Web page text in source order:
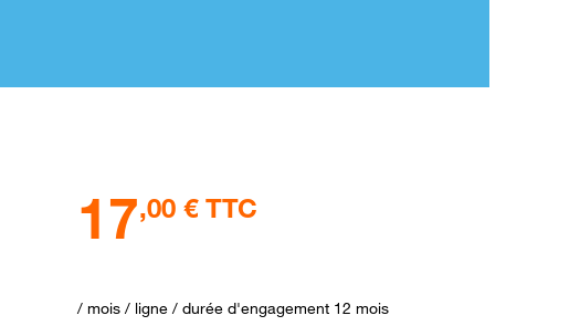
17,00 € TTC
/ mois / ligne / durée d'engagement 12 mois